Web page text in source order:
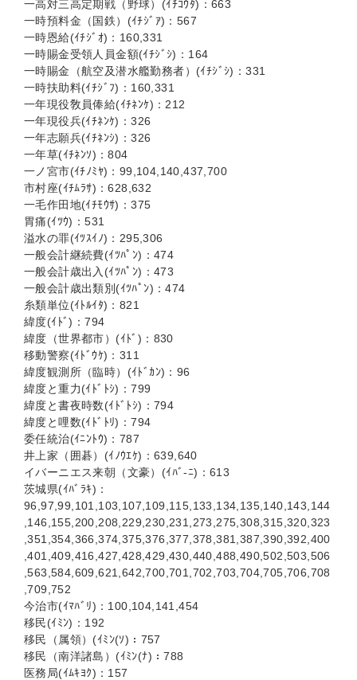
一高対三高定期戦（野球）(ｲﾁｺｳﾀ)：663
一時預料金（国鉄）(ｲﾁｼﾞｱ)：567
一時恩給(ｲﾁｼﾞｵ)：160,331
一時賜金受領人員金額(ｲﾁｼﾞｼ)：164
一時賜金（航空及潜水艦勤務者）(ｲﾁｼﾞｼ)：331
一時扶助料(ｲﾁｼﾞﾌ)：160,331
一年現役敎員俸給(ｲﾁﾈﾝｹ)：212
一年現役兵(ｲﾁﾈﾝｹ)：326
一年志願兵(ｲﾁﾈﾝｼ)：326
一年草(ｲﾁﾈﾝｿ)：804
一ノ宮市(ｲﾁﾉﾐﾔ)：99,104,140,437,700
市村座(ｲﾁﾑﾗｻ)：628,632
一毛作田地(ｲﾁﾓｳｻ)：375
胃痛(ｲﾂｳ)：531
溢水の罪(ｲﾂｽｲﾉ)：295,306
一般会計継続費(ｲﾂﾊﾟﾝ)：474
一般会計歳出入(ｲﾂﾊﾟﾝ)：473
一般会計歳出類別(ｲﾂﾊﾟﾝ)：474
糸類単位(ｲﾄﾙｲﾀ)：821
緯度(ｲﾄﾞ)：794
緯度（世界都市）(ｲﾄﾞ)：830
移動警察(ｲﾄﾞｳｹ)：311
緯度観測所（臨時）(ｲﾄﾞｶﾝ)：96
緯度と重力(ｲﾄﾞﾄｼ)：799
緯度と書夜時数(ｲﾄﾞﾄｼ)：794
緯度と哩数(ｲﾄﾞﾄﾘ)：794
委任統治(ｲﾆﾝﾄｳ)：787
井上家（囲碁）(ｲﾉｳｴｹ)：639,640
イバーニエス来朝（文豪）(ｲﾊﾞ-ﾆ)：613
茨城県(ｲﾊﾞﾗｷ)：
96,97,99,101,103,107,109,115,133,134,135,140,143,144
,146,155,200,208,229,230,231,273,275,308,315,320,323
,351,354,366,374,375,376,377,378,381,387,390,392,400
,401,409,416,427,428,429,430,440,488,490,502,503,506
,563,584,609,621,642,700,701,702,703,704,705,706,708
,709,752
今治市(ｲﾏﾊﾞﾘ)：100,104,141,454
移民(ｲﾐﾝ)：192
移民（属領）(ｲﾐﾝ(ｿ)：757
移民（南洋諸島）(ｲﾐﾝ(ﾅ)：788
医務局(ｲﾑｷﾖｸ)：157